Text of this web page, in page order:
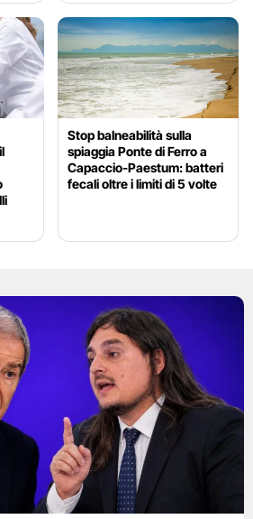
Stop balneabilità sulla
spiaggia Ponte di Ferro a
Capaccio-Paestum: batteri
fecali oltre i limiti di 5 volte